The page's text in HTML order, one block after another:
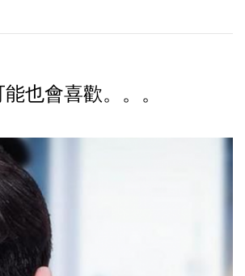
也會喜歡。。。